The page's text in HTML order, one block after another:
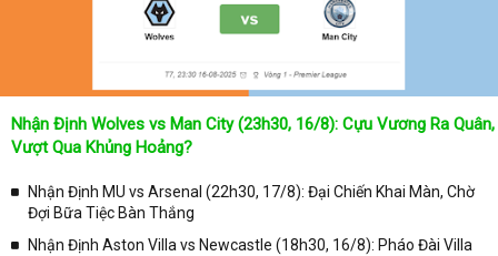
Nhận Định Wolves vs Man City (23h30, 16/8): Cựu Vương Ra Quân,
Vượt Qua Khủng Hoảng?
Nhận Định MU vs Arsenal (22h30, 17/8): Đại Chiến Khai Màn, Chờ
Đợi Bữa Tiệc Bàn Thắng
Nhận Định Aston Villa vs Newcastle (18h30, 16/8): Pháo Đài Villa